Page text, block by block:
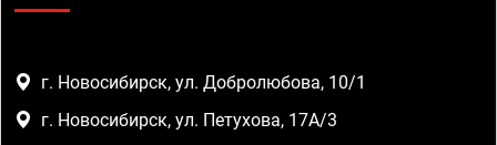
г. Новосибирск, ул. Добролюбова, 10/1
г. Новосибирск, ул. Петухова, 17А/3